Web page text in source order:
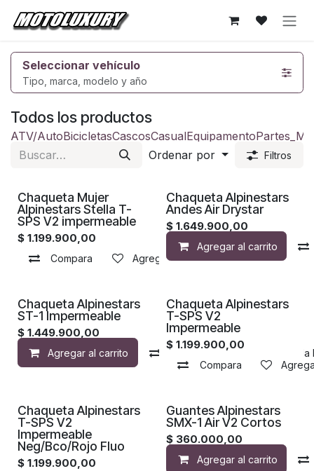
Ir al contenido
Seleccionar vehículo
Tipo, marca, modelo y año
Todos los productos
ATV/AutoBicicletasCascosCasualEquipamento
Ordenar por
Filtros
Chaqueta Mujer
Alpinestars Stella T-
SPS V2 impermeable
$ 1.199.900,00
Compara Agregar a la lista de deseos
Chaqueta Alpinestars
Andes Air Drystar
$1.649.900,00
Agregar al carrito
Chaqueta Alpinestars
ST-1 Impermeable
$ 1.449.900,00
Agregar al carrito Agregar a
Chaqueta Alpinestars
T-SPS V2
Impermeable
$1.199.900,00
Compara
Chaqueta Alpinestars
T-SPS V2
Impermeable
Neg/Bco/Rojo Fluo
$ 1.199.900,00
Guantes Alpinestars
SMX-1 Air V2 Cortos
$ 360.000,00
Agregar al carrito